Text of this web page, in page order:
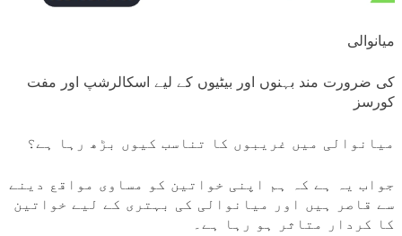
میانوالی
کی ضرورت مند بہنوں اور بیٹیوں کے لیے اسکالرشپ اور مفت
کورسز
میانوالی میں غریبوں کا تناسب کیوں بڑھ رہا ہے؟
جواب یہ ہے کہ ہم اپنی خواتین کو مساوی مواقع دینے
سے قاصر ہیں اور میانوالی کی بہتری کے لیے خواتین
کا کردار متاثر ہو رہا ہے۔